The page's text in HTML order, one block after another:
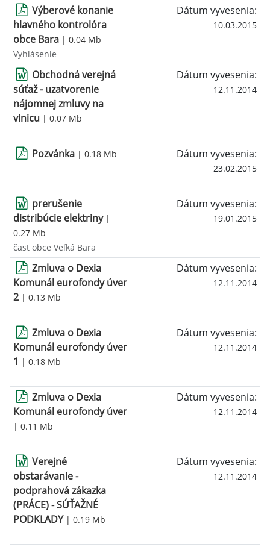
Výberové konanie
hlavného kontrolóra
obce Bara | 0.04 Mb
Dátum vyvesenia:
10.03.2015
Vyhlásenie
Obchodná verejná
súťaž - uzatvorenie
nájomnej zmluvy na
vinicu | 0.07 Mb
Dátum vyvesenia:
12.11.2014
Pozvánka | 0.18 Mb Dátum vyvesenia:
23.02.2015
prerušenie
distribúcie elektriny|
0.27 Mb
Dátum vyvesenia:
19.01.2015
čast obce Veľká Bara
Zmluva o Dexia
Komunál eurofondy úver
2 | 0.13 Mb
Dátum vyvesenia:
12.11.2014
Zmluva o Dexia
Komunál eurofondy úver
1 | 0.18 Mb
Dátum vyvesenia:
12.11.2014
Zmluva o Dexia
Komunál eurofondy úver
| 0.11 Mb
Dátum vyvesenia:
12.11.2014
Verejné
obstarávanie -
podprahová zákazka
(PRÁCE) - SÚŤAŽNÉ
PODKLADY| 0.19 Mb
Dátum vyvesenia:
12.11.2014